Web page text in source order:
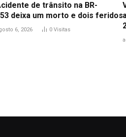
de trânsito na BR-
deixa um morto e dois feridos
6, 2026 0 Visitas